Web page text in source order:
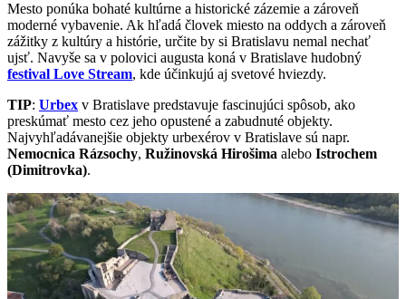
Mesto ponúka bohaté kultúrne a historické zázemie a zároveň
moderné vybavenie. Ak hľadá človek miesto na oddych a zároveň
zážitky z kultúry a histórie, určite by si Bratislavu nemal nechať
ujsť. Navyše sa v polovici augusta koná v Bratislave hudobný
festival Love Stream, kde účinkujú aj svetové hviezdy.
TIP: Urbex v Bratislave predstavuje fascinujúci spôsob, ako
preskúmať mesto cez jeho opustené a zabudnuté objekty.
Najvyhľadávanejšie objekty urbexérov v Bratislave sú napr.
Nemocnica Rázsochy, Ružinovská Hirošima alebo Istrochem
(Dimitrovka).